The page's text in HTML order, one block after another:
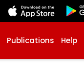
Publications Help